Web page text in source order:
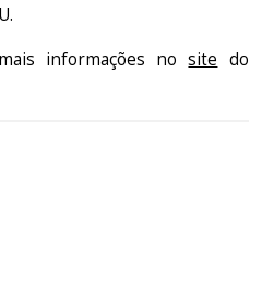
informações nosite do